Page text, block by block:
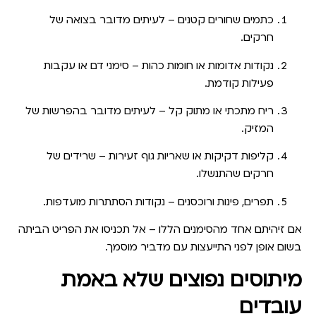
כתמים שחורים קטנים – לעיתים מדובר בצואה של
חרקים.
נקודות אדומות או חומות כהות – סימני דם או עקבות
פעילות קודמת.
ריח מתכתי או מתוק קל – לעיתים מדובר בהפרשות של
המזיק.
קליפות דקיקות או שאריות גוף זעירות – שרידים של
חרקים שהתנשלו.
תפרים, פינות ורוכסנים – נקודות הסתתרות מועדפות.
אם זיהיתם אחד מהסימנים הללו – אל תכניסו את הפריט הביתה
בשום אופן לפני התייעצות עם מדביר מוסמך.
מיתוסים נפוצים שלא באמת
עובדים